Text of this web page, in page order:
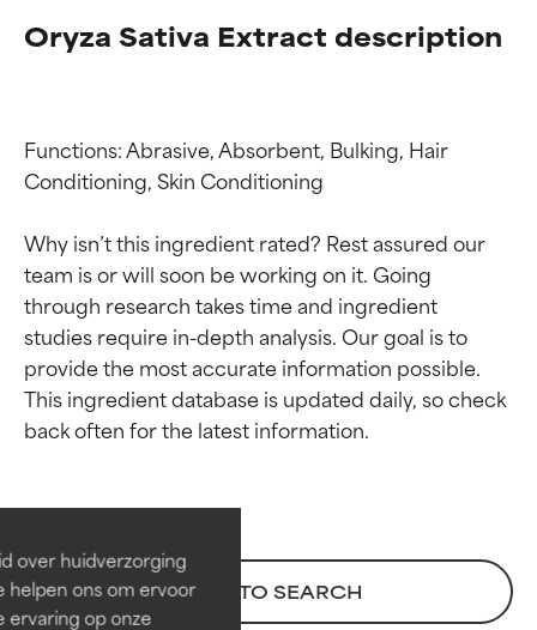
over huidverzorging
helpen ons om ervoor
ervaring op onze
Oryza Sativa Extract description
Functions: Abrasive, Absorbent, Bulking, Hair
Conditioning, Skin Conditioning
Why isn’t this ingredient rated? Rest assured our
team is or will soon be working on it. Going
through research takes time and ingredient
studies require in-depth analysis. Our goal is to
provide the most accurate information possible.
This ingredient database is updated daily, so check
BACK TO SEARCH
Beoordelingen van
Bewezen en ondersteund door
onafhankelijk onderzoek.
Uitstekend actief ingrediënt
Beoordelingen van
Bewezen en ondersteund door
onafhankelijk onderzoek.
Uitstekend actief ingrediënt